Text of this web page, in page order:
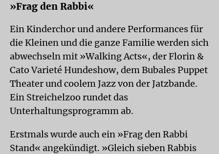
»Frag den Rabbi«
Ein Kinderchor und andere Performances für
die Kleinen und die ganze Familie werden sich
abwechseln mit »Walking Acts«, der Florin &
Cato Varieté Hundeshow, dem Bubales Puppet
Theater und coolem Jazz von der Jatzbande.
Ein Streichelzoo rundet das
Unterhaltungsprogramm ab.
Erstmals wurde auch ein »Frag den Rabbi
Stand« angekündigt. »Gleich sieben Rabbis